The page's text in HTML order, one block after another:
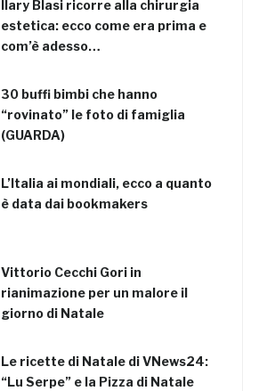
Ilary Blasi ricorre alla chirurgia
estetica: ecco come era prima e
com’è adesso…
30 buffi bimbi che hanno
“rovinato” le foto di famiglia
(GUARDA)
L’Italia ai mondiali, ecco a quanto
è data dai bookmakers
Vittorio Cecchi Gori in
rianimazione per un malore il
giorno di Natale
Le ricette di Natale di VNews24:
“Lu Serpe” e la Pizza di Natale